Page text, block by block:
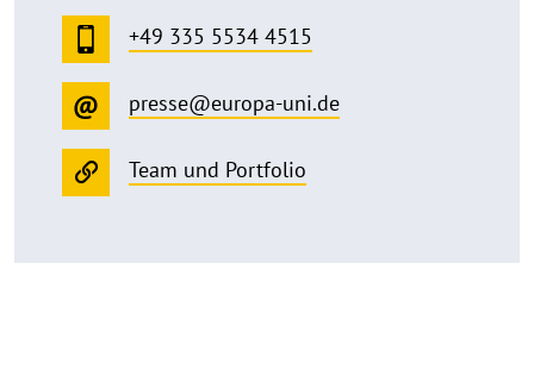
+49 335 5534 4515
presse@europa-uni.de
Team und Portfolio